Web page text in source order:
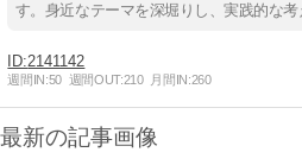
す。身近なテーマを深堀りし、実践的な考
2141142
週間IN:50 週間OUT:210 月間IN:260
最新の記事画像